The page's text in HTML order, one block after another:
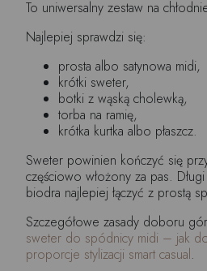
To uniwersalny zestaw na
Najlepiej sprawdzi się:
prosta albo satynowa midi,
krótki sweter,
botki z wąską cholewką,
torba na ramię,
krótka kurtka albo płaszcz.
Sweter powinien kończyć się
częściowo włożony za pas. Długi
biodra najlepiej łączyć z prostą
Szczegółowe zasady doboru
sweter do spódnicy midi – jak
proporcje stylizacji smart casual.